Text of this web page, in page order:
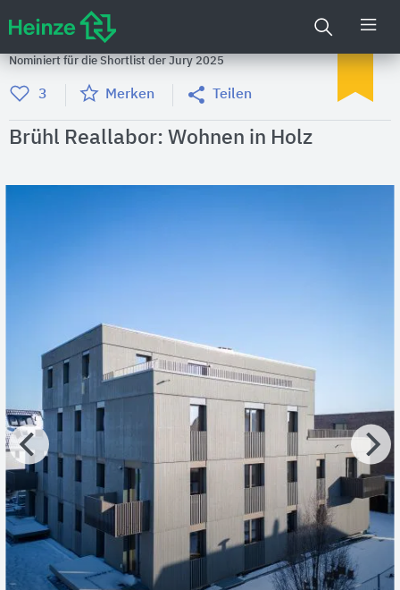
Nominiert für die Shortlist der Jury 2025
3 Merken Teilen
Brühl Reallabor: Wohnen in Holz